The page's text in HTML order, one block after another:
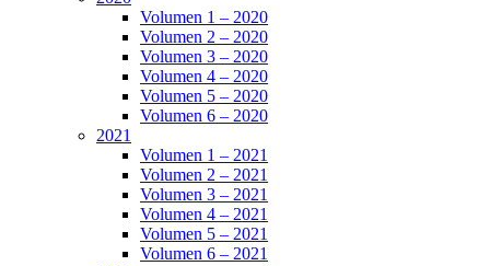
Volumen 1 – 2020
Volumen 2 – 2020
Volumen 3 – 2020
Volumen 4 – 2020
Volumen 5 – 2020
Volumen 6 – 2020
2021
Volumen 1 – 2021
Volumen 2 – 2021
Volumen 3 – 2021
Volumen 4 – 2021
Volumen 5 – 2021
Volumen 6 – 2021